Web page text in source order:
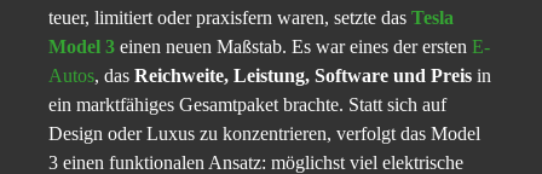
teuer, limitiert oder praxisfern waren, setzte das Tesla
Model 3 einen neuen Maßstab. Es war eines der ersten E-
Autos, das Reichweite, Leistung, Software und Preis in
ein marktfähiges Gesamtpaket brachte. Statt sich auf
Design oder Luxus zu konzentrieren, verfolgt das Model
3 einen funktionalen Ansatz: möglichst viel elektrische